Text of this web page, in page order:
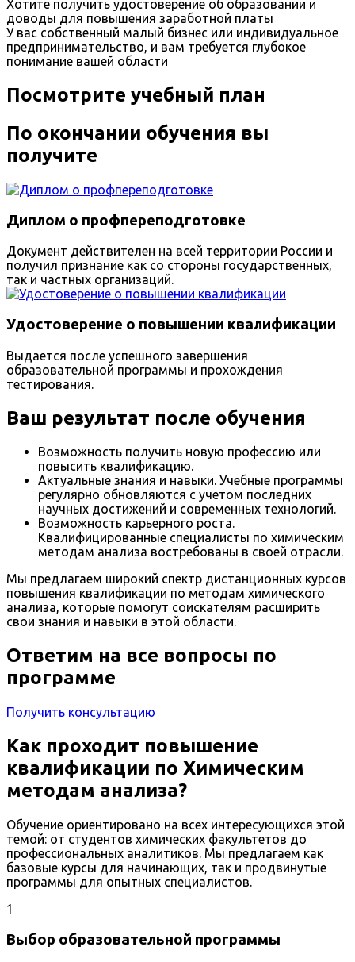
Хотите получить удостоверение об образовании и
доводы для повышения заработной платы
У вас собственный малый бизнес или индивидуальное
предпринимательство, и вам требуется глубокое
понимание вашей области
Посмотрите учебный план
По окончании обучения вы
получите
Диплом о профпереподготовке
Документ действителен на всей территории России и
получил признание как со стороны государственных,
так и частных организаций.
Удостоверение о повышении квалификации
Выдается после успешного завершения
образовательной программы и прохождения
тестирования.
Ваш результат после обучения
Возможность получить новую профессию или
повысить квалификацию.
Актуальные знания и навыки. Учебные программы
регулярно обновляются с учетом последних
научных достижений и современных технологий.
Возможность карьерного роста.
Квалифицированные специалисты по химическим
методам анализа востребованы в своей отрасли.
Мы предлагаем широкий спектр дистанционных курсов
повышения квалификации по методам химического
анализа, которые помогут соискателям расширить
свои знания и навыки в этой области.
Ответим на все вопросы по
программе
Получить консультацию
Как проходит повышение
квалификации по Химическим
методам анализа?
Обучение ориентировано на всех интересующихся этой
темой: от студентов химических факультетов до
профессиональных аналитиков. Мы предлагаем как
базовые курсы для начинающих, так и продвинутые
программы для опытных специалистов.
1
Выбор образовательной программы